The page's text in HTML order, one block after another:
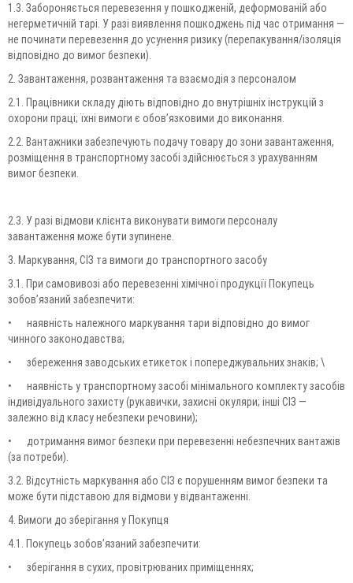
1.3. Забороняється перевезення у пошкодженій, деформованій або
негерметичній тарі. У разі виявлення пошкоджень під час отримання —
не починати перевезення до усунення ризику (перепакування/ізоляція
відповідно до вимог безпеки).
2. Завантаження, розвантаження та взаємодія з персоналом
2.1. Працівники складу діють відповідно до внутрішніх інструкцій з
охорони праці; їхні вимоги є обов’язковими до виконання.
2.2. Вантажники забезпечують подачу товару до зони завантаження,
розміщення в транспортному засобі здійснюється з урахуванням
вимог безпеки.
2.3. У разі відмови клієнта виконувати вимоги персоналу
завантаження може бути зупинене.
3. Маркування, СІЗ та вимоги до транспортного засобу
3.1. При самовивозі або перевезенні хімічної продукції Покупець
зобов’язаний забезпечити:
•
наявність належного маркування тари відповідно до вимог
чинного законодавства;
•
збереження заводських етикеток і попереджувальних знаків; \
•
наявність у транспортному засобі мінімального комплекту засобів
індивідуального захисту (рукавички, захисні окуляри; інші СІЗ —
залежно від класу небезпеки речовини);
•
дотримання вимог безпеки при перевезенні небезпечних вантажів
(за потреби).
3.2. Відсутність маркування або СІЗ є порушенням вимог безпеки та
може бути підставою для відмови у відвантаженні.
4. Вимоги до зберігання у Покупця
4.1. Покупець зобов’язаний забезпечити:
•
зберігання в сухих, провітрюваних приміщеннях;